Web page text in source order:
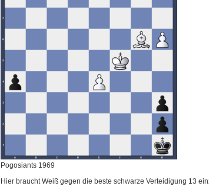
Pogosiants 1969
Hier braucht Weiß gegen die beste schwarze Verteidigung 13